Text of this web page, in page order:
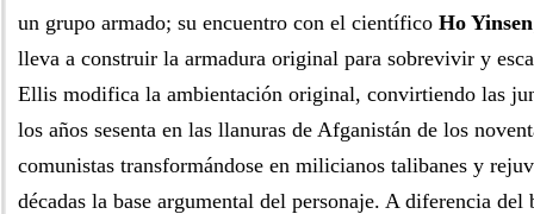
un grupo armado; su encuentro con el científico Ho Yinsen
lleva a construir la armadura original para sobrevivir y
Ellis modifica la ambientación original, convirtiendo las
los años sesenta en las llanuras de Afganistán de los
comunistas transformándose en milicianos talibanes y
décadas la base argumental del personaje. A diferencia del